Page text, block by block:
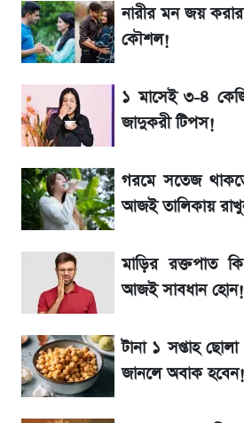
বাংলাদেশ নিয়ে যা বললেন
২ লাখ মানুষ অপেক্ষায়, কিন্তু
হাসিনাকে! এরপর যা ঘটল...
আগামী ৪ দিনের আবহাওয়া নিয়ে
লিটনকে নিয়ে টিম ম্যানেজমেন্টের
আগামীকালই স্পষ্ট হবে
তারিখ
ঘোষ
শেখ হাসিনার দেশে ফেরা
নারীর মন জয় করার
কৌশল!
১ মাসেই ৩-৪
জাদুকরী টিপস!
গরমে সতেজ
আজই তালিকায়
মাড়ির রক্তপাত
আজই সাবধান হোন!
টানা ১ সপ্তাহ
জানলে অবাক হবেন!